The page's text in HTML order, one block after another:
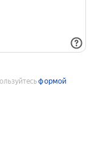
формой